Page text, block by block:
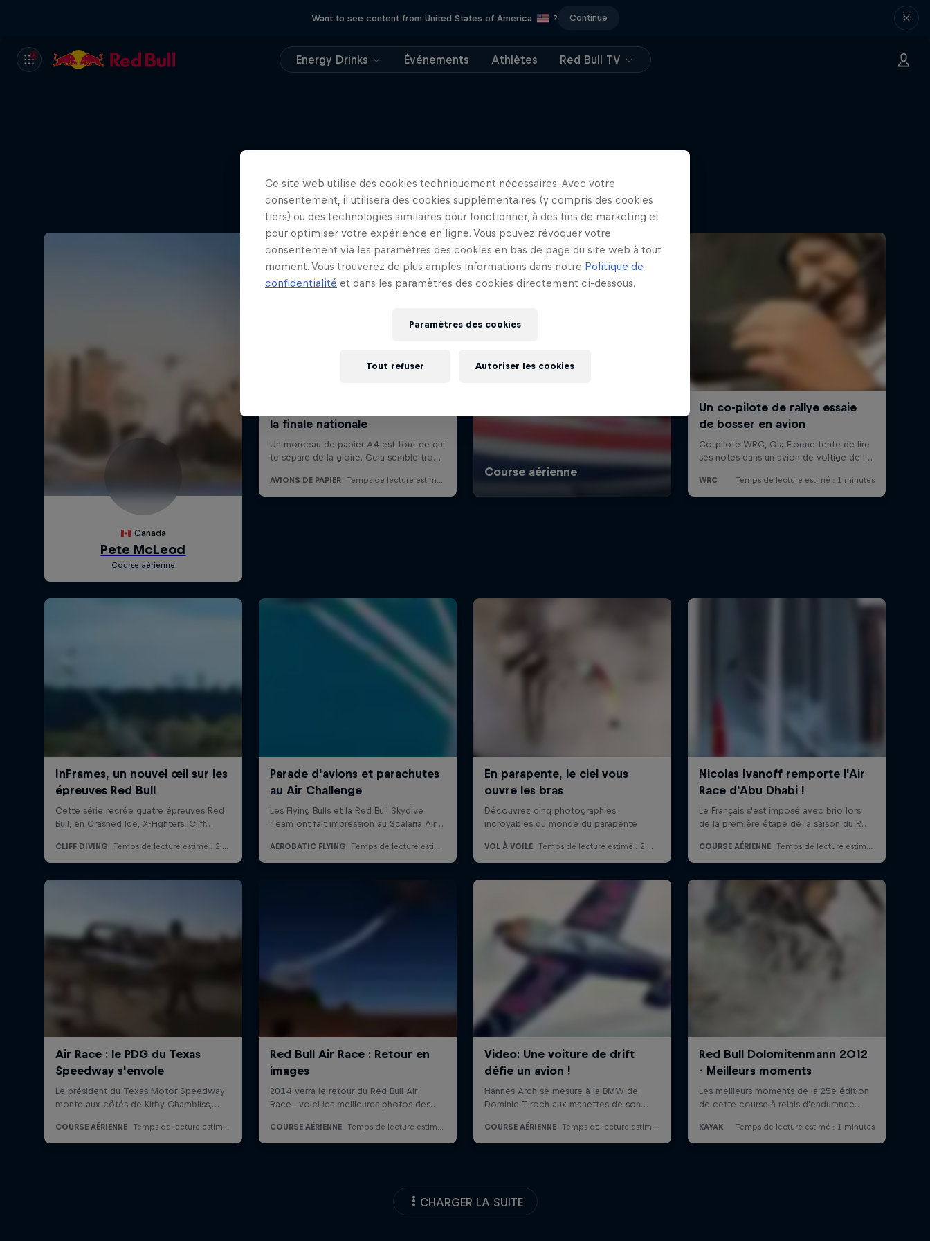
Want to see content from United States of America ? Continue
Energy Drinks Événements Athlètes Red Bull TV
J'EN VEUX ENCORE !
CHARGER LA SUITE
Ce site web utilise des cookies techniquement nécessaires. Avec votre
consentement, il utilisera des cookies supplémentaires (y compris des cookies
tiers) ou des technologies similaires pour fonctionner, à des fins de marketing et
pour optimiser votre expérience en ligne. Vous pouvez révoquer votre
consentement via les paramètres des cookies en bas de page du site web à tout
moment. Vous trouverez de plus amples informations dans notre Politique de
confidentialité et dans les paramètres des cookies directement ci-dessous.
Paramètres des cookies
Tout refuser Autoriser les cookies